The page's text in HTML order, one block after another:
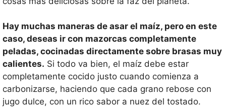
Hay muchas maneras de asar el maíz, pero en este
caso, deseas ir con mazorcas completamente
peladas, cocinadas directamente sobre brasas muy
calientes. Si todo va bien, el maíz debe estar
completamente cocido justo cuando comienza a
carbonizarse, haciendo que cada grano rebose con
jugo dulce, con un rico sabor a nuez del tostado.